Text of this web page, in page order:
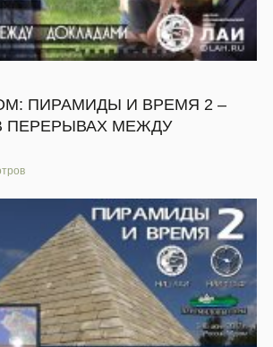
ПИРАМИДЫ И ВРЕМЯ 2 –
ПЕРЕРЫВАХ МЕЖДУ